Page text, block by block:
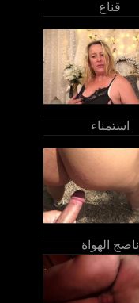
قناع
استمناء
ناضج الهواة